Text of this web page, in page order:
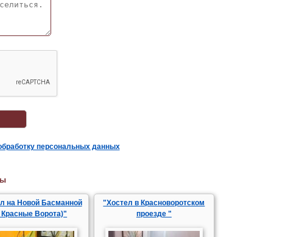
персональных данных
на Новой Басманной
Ворота)"
"Хостел в Красноворотском
проезде "